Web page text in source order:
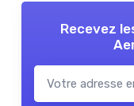
Recevez